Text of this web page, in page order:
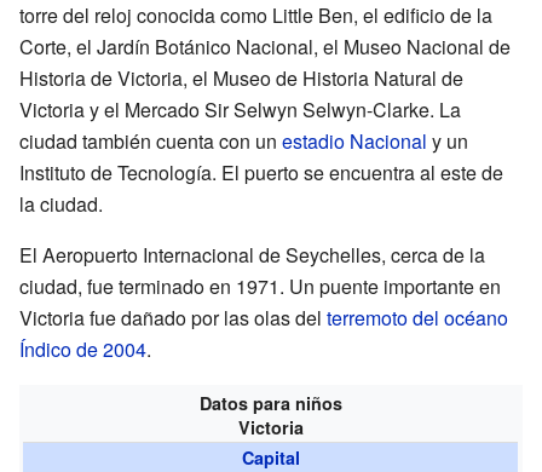
torre del reloj conocida como Little Ben, el edificio de la
Corte, el Jardín Botánico Nacional, el Museo Nacional de
Historia de Victoria, el Museo de Historia Natural de
Victoria y el Mercado Sir Selwyn Selwyn-Clarke. La
ciudad también cuenta con un estadio Nacional y un
Instituto de Tecnología. El puerto se encuentra al este de
la ciudad.
El Aeropuerto Internacional de Seychelles, cerca de la
ciudad, fue terminado en 1971. Un puente importante en
Victoria fue dañado por las olas del terremoto del océano
Índico de 2004.
Datos para niños
Victoria
Capital